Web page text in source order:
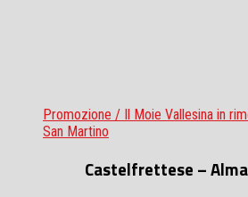
Promozione / Il Moie Vallesina in
San Martino
Castelfrettese –